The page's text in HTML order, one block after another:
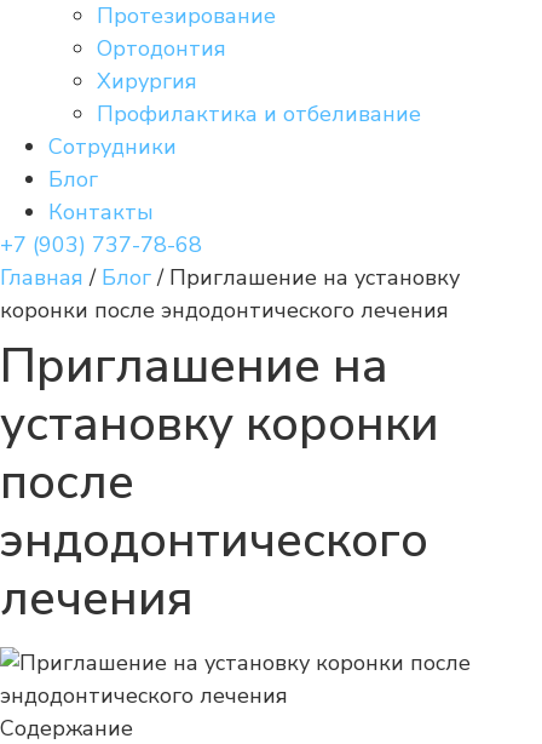
Протезирование
Ортодонтия
Хирургия
Профилактика и отбеливание
Сотрудники
Блог
Контакты
+7 (903) 737-78-68
Главная / Блог/ Приглашение на установку
коронки после эндодонтического лечения
Приглашение на
установку коронки
после
эндодонтического
лечения
Содержание